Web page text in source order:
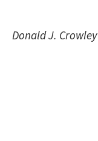
Donald J. Crowley